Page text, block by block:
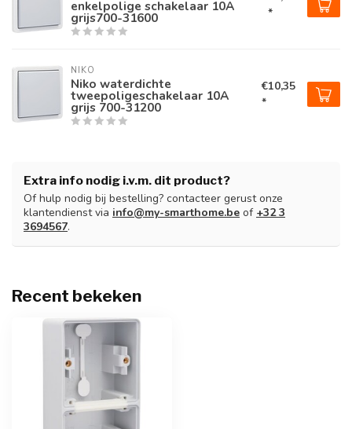
enkelpolige schakelaar 10A
grijs700-31600
*
NIKO
Niko waterdichte
tweepoligeschakelaar 10A
grijs 700-31200
€10,35
*
Extra info nodig i.v.m. dit product?
Of hulp nodig bij bestelling? contacteer gerust onze
klantendienst via info@my-smarthome.be of +32 3
3694567.
Recent bekeken